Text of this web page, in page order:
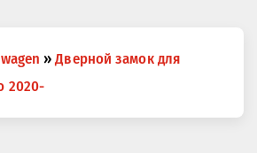
» Дверной замок для
2020-